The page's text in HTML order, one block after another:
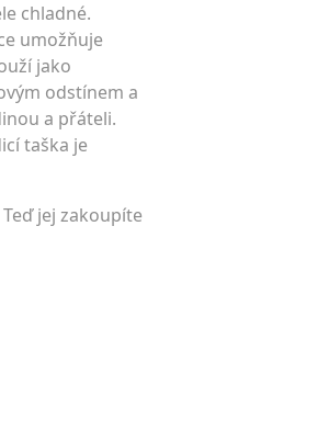
chladné.
umožňuje
jako
odstínem a
a přáteli.
taška je
jej zakoupíte